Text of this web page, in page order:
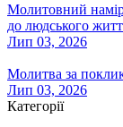
Молитовний
до людського
Лип 03, 2026
Молитва за
Лип 03, 2026
Категорії